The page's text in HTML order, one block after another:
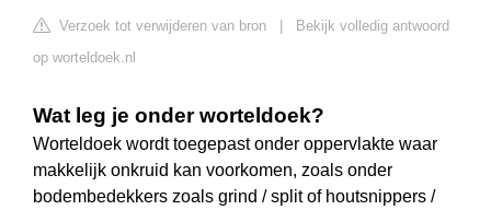
Verzoek tot verwijderen van bron
Bekijk volledig antwoord
op worteldoek.nl
Wat leg je onder worteldoek?
Worteldoek wordt toegepast onder oppervlakte waar
makkelijk onkruid kan voorkomen, zoals onder
bodembedekkers zoals grind / split of houtsnippers /